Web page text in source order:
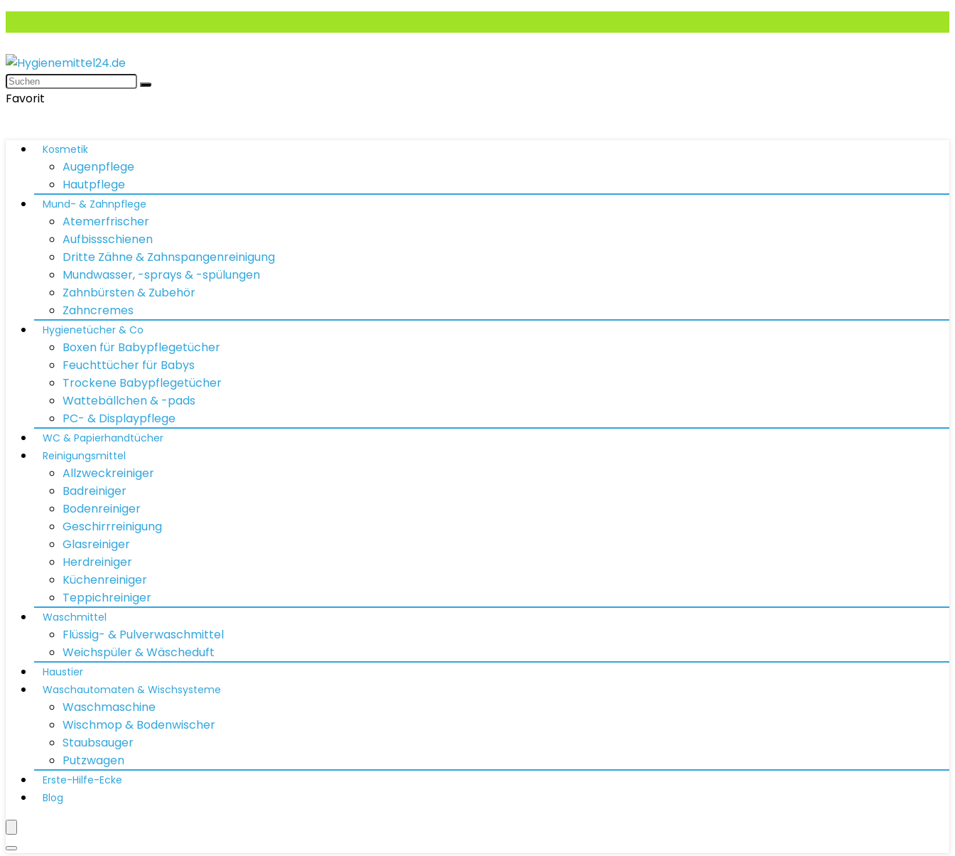
Favorit
Kosmetik
Augenpflege
Hautpflege
Mund- & Zahnpflege
Atemerfrischer
Aufbissschienen
Dritte Zähne & Zahnspangenreinigung
Mundwasser, -sprays & -spülungen
Zahnbürsten & Zubehör
Zahncremes
Hygienetücher & Co
Boxen für Babypflegetücher
Feuchttücher für Babys
Trockene Babypflegetücher
Wattebällchen & -pads
PC- & Displaypflege
WC & Papierhandtücher
Reinigungsmittel
Allzweckreiniger
Badreiniger
Bodenreiniger
Geschirrreinigung
Glasreiniger
Herdreiniger
Küchenreiniger
Teppichreiniger
Waschmittel
Flüssig- & Pulverwaschmittel
Weichspüler & Wäscheduft
Haustier
Waschautomaten & Wischsysteme
Waschmaschine
Wischmop & Bodenwischer
Staubsauger
Putzwagen
Erste-Hilfe-Ecke
Blog